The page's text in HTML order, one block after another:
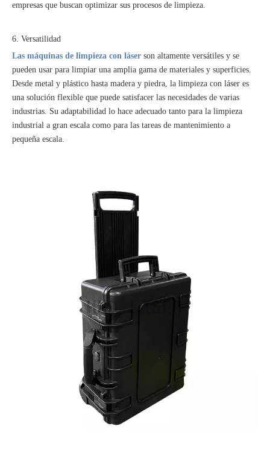
empresas que buscan optimizar sus procesos de limpieza.
6. Versatilidad
Las máquinas de limpieza con láser son altamente versátiles y se
pueden usar para limpiar una amplia gama de materiales y superficies.
Desde metal y plástico hasta madera y piedra, la limpieza con láser es
una solución flexible que puede satisfacer las necesidades de varias
industrias. Su adaptabilidad lo hace adecuado tanto para la limpieza
industrial a gran escala como para las tareas de mantenimiento a
pequeña escala.